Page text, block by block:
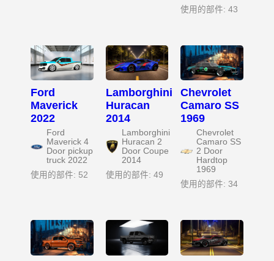
使用的部件: 43
Ford
Maverick
2022
Ford
Maverick 4
Door pickup
truck 2022
使用的部件: 52
Lamborghini
Huracan
2014
Lamborghini
Huracan 2
Door Coupe
2014
使用的部件: 49
Chevrolet
Camaro SS
1969
Chevrolet
Camaro SS
2 Door
Hardtop
1969
使用的部件: 34